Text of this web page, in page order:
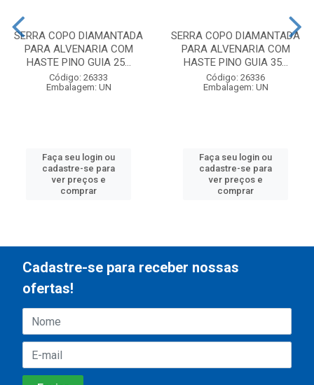
SERRA COPO DIAMANTADA
PARA ALVENARIA COM
HASTE PINO GUIA 25...
Código: 26333
Embalagem: UN
Faça seu login ou
cadastre-se para
ver preços e
comprar
SERRA COPO DIAMANTADA
PARA ALVENARIA COM
HASTE PINO GUIA 35...
Código: 26336
Embalagem: UN
Faça seu login ou
cadastre-se para
ver preços e
comprar
Cadastre-se para receber nossas
ofertas!